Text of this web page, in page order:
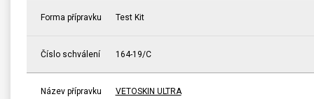
Forma přípravku Test Kit
Číslo schválení 164-19/C
Název přípravku VETOSKIN ULTRA